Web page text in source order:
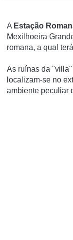
A Estação
Mexilhoeira
romana, a qual
As ruínas da
localizam-se no
ambiente peculiar